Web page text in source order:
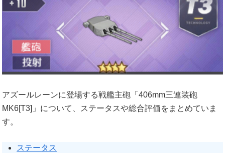
アズールレーンに登場する戦艦主砲「406mm三連装砲
MK6[T3]」について、ステータスや総合評価をまとめていま
す。
ステータス